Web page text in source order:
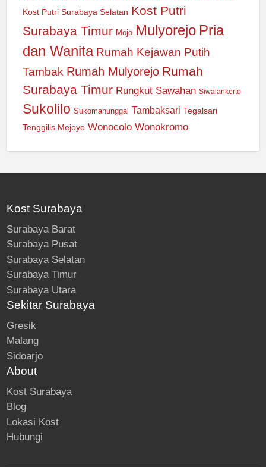
Kost Putri Surabaya Selatan Kost Putri
Surabaya Timur Mojo Mulyorejo Pria
dan Wanita Rumah Kejawan Putih
Tambak Rumah Mulyorejo Rumah
Surabaya Timur Rungkut Sawahan Siwalankerto
Sukolilo Sukomanunggal Tambaksari Tegalsari
Tenggilis Mejoyo Wonocolo Wonokromo
Kost Surabaya
Surabaya Barat
Surabaya Pusat
Surabaya Selatan
Surabaya Timur
Surabaya Utara
Sekitar Surabaya
Gresik
Malang
Sidoarjo
About
Kost Surabaya
Blog
Lokasi Kost
Hubungi